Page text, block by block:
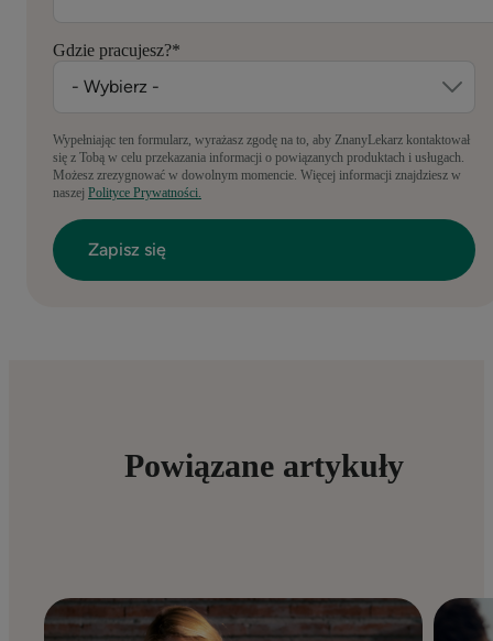
Gdzie pracujesz?*
Wypełniając ten formularz, wyrażasz zgodę na to, aby ZnanyLekarz kontaktował
się z Tobą w celu przekazania informacji o powiązanych produktach i usługach.
Możesz zrezygnować w dowolnym momencie. Więcej informacji znajdziesz w
naszej Polityce Prywatności.
Powiązane artykuły